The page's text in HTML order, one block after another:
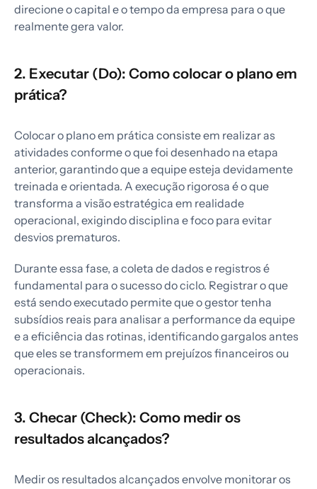
direcione o capital e o tempo da empresa para o que
realmente gera valor.
2. Executar (Do): Como colocar o plano em
prática?
Colocar o plano em prática consiste em realizar as
atividades conforme o que foi desenhado na etapa
anterior, garantindo que a equipe esteja devidamente
treinada e orientada. A execução rigorosa é o que
transforma a visão estratégica em realidade
operacional, exigindo disciplina e foco para evitar
desvios prematuros.
Durante essa fase, a coleta de dados e registros é
fundamental para o sucesso do ciclo. Registrar o que
está sendo executado permite que o gestor tenha
subsídios reais para analisar a performance da equipe
e a eficiência das rotinas, identificando gargalos antes
que eles se transformem em prejuízos financeiros ou
operacionais.
3. Checar (Check): Como medir os
resultados alcançados?
Medir os resultados alcançados envolve monitorar os